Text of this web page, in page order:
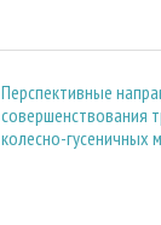
Перспективные
совершенствования
колесно-гусеничных